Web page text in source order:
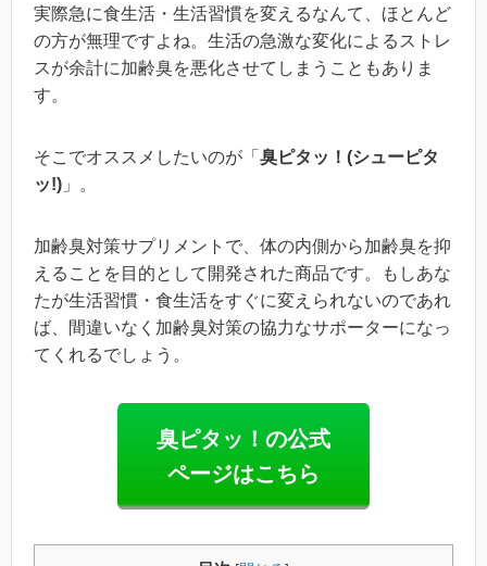
実際急に食生活・生活習慣を変えるなんて、ほとんど
の方が無理ですよね。生活の急激な変化によるストレ
スが余計に加齢臭を悪化させてしまうこともありま
す。
そこでオススメしたいのが「 臭ピタッ！(シューピタ
ッ!) 」。
加齢臭対策サプリメントで、体の内側から加齢臭を抑
えることを目的として開発された商品です。もしあな
たが生活習慣・食生活をすぐに変えられないのであれ
ば、間違いなく加齢臭対策の協力なサポーターになっ
てくれるでしょう。
臭ピタッ！の公式
ページはこちら